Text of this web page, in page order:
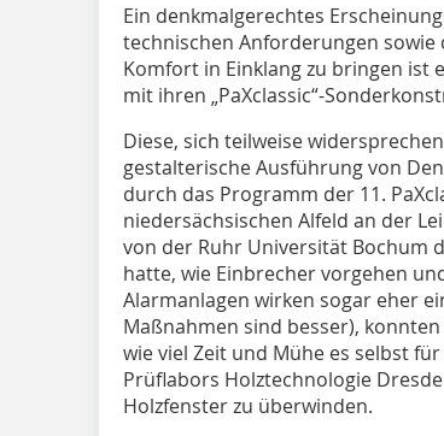
Ein denkmalgerechtes
technischen Anforderungen
Komfort in Einklang zu bringen ist
mit ihren „PaXclassic“-
Diese, sich teilweise
gestalterische Ausführung von
durch das Programm der 11.
niedersächsischen Alfeld an der
von der Ruhr Universität Bochum
hatte, wie Einbrecher vorgehen
Alarmanlagen wirken sogar eher
Maßnahmen sind besser),
wie viel Zeit und Mühe es selbst
Prüflabors Holztechnologie
Holzfenster zu überwinden.